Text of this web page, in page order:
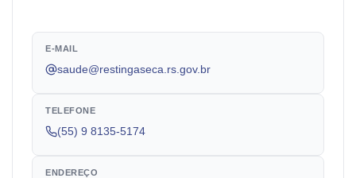
E-MAIL
saude@restingaseca.rs.gov.br
TELEFONE
(55) 9 8135-5174
ENDEREÇO